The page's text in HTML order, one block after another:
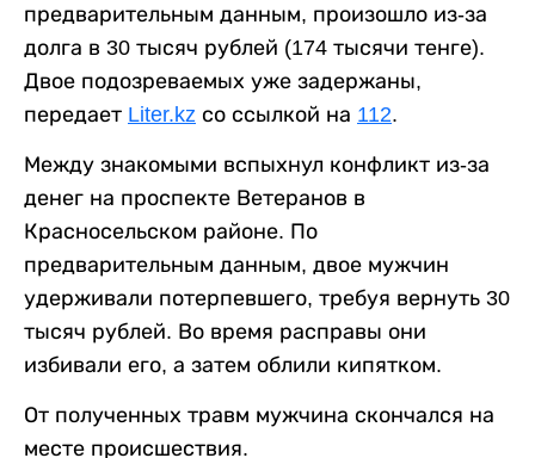
предварительным данным, произошло из-за
долга в 30 тысяч рублей (174 тысячи тенге).
Двое подозреваемых уже задержаны,
передает Liter.kz со ссылкой на 112.
Между знакомыми вспыхнул конфликт из-за
денег на проспекте Ветеранов в
Красносельском районе. По
предварительным данным, двое мужчин
удерживали потерпевшего, требуя вернуть 30
тысяч рублей. Во время расправы они
избивали его, а затем облили кипятком.
От полученных травм мужчина скончался на
месте происшествия.